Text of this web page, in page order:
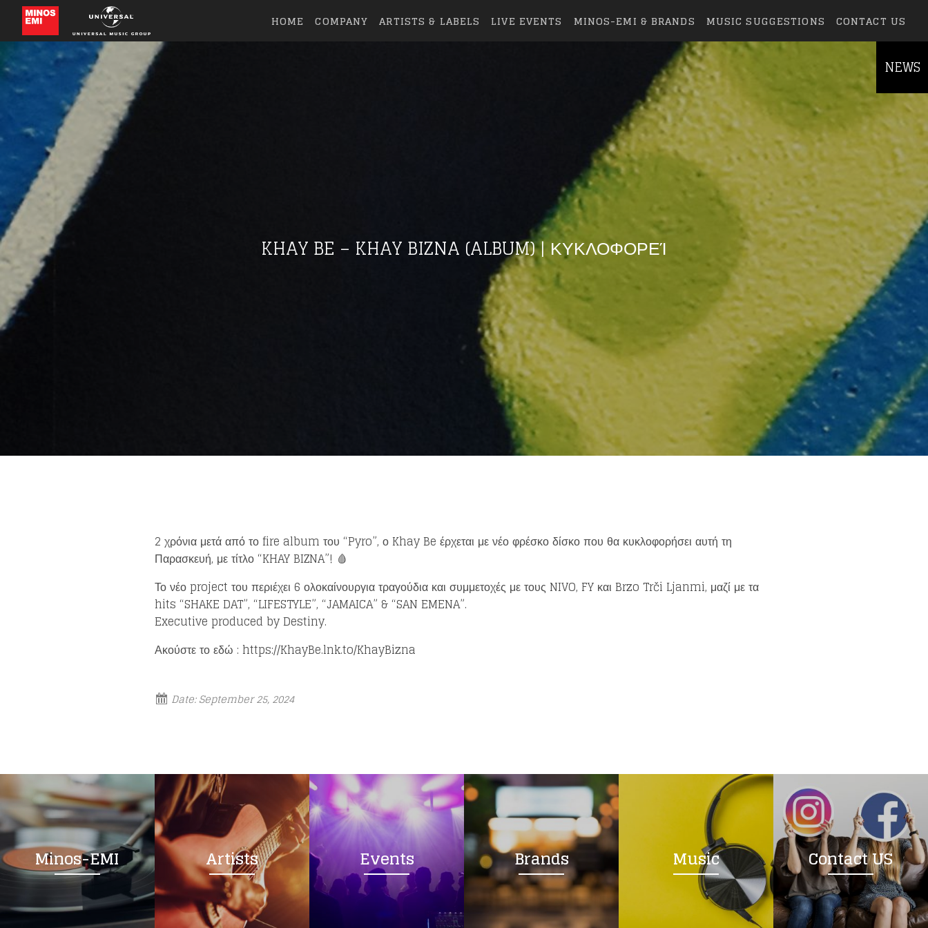
HOME COMPANY ARTISTS & LABELS LIVE EVENTS MINOS-EMI & BRANDS MUSIC SUGGESTIONS CONTACT US
KHAY BE – KHAY BIZNA (ALBUM) | ΚΥΚΛΟΦΟΡΕΊ
2 χρόνια μετά από το fire album του “Pyro”, ο Khay Be έρχεται με νέο φρέσκο δίσκο που θα κυκλοφορήσει αυτή τη
Παρασκευή, με τίτλο “KHAY BIZNA”! 🩸
Το νέο project του περιέχει 6 ολοκαίνουργια τραγούδια και συμμετοχές με τους NIVO, FY και Brzo Trči Ljanmi, μαζί με τα
hits “SHAKE DAT”, “LIFESTYLE”, “JAMAICA” & “SAN EMENA”.
Executive produced by Destiny.
Ακούστε το εδώ : https://KhayBe.lnk.to/KhayBizna
Date:September 25, 2024
Minos-EMI Artists Events Brands Music Contact US
NEWS
Like being first?
Get news from your favorite artists before everyone else.
Loading your form, please wait...